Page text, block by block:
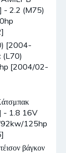
2.2 (M75)
[2004-
(L70)
[2004/02-
- 1.8 16V
125hp
βάγκον